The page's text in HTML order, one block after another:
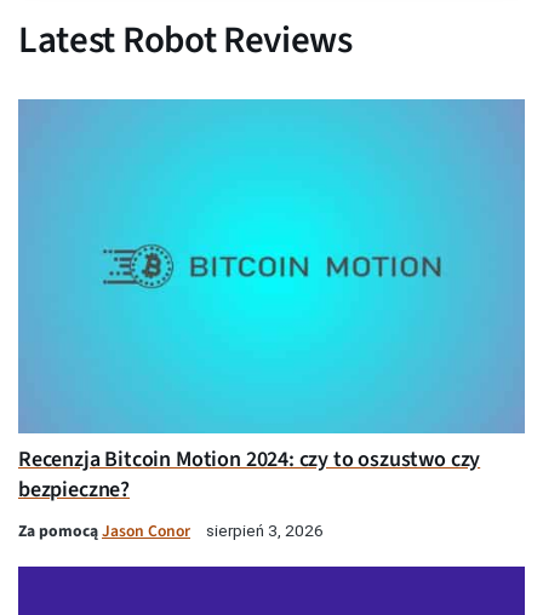
Latest Robot Reviews
Recenzja Bitcoin Motion 2024: czy to oszustwo czy
bezpieczne?
Za pomocąJason Conor sierpień 3, 2026